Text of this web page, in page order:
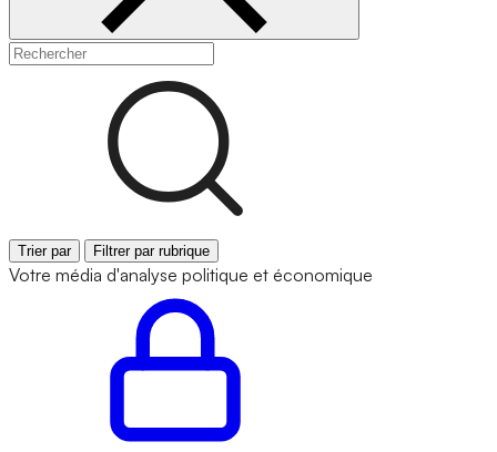
Trier par Filtrer par rubrique
Votre média d'analyse politique et économique